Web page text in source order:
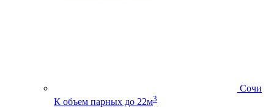
Сочи
К объем парных до 22м3